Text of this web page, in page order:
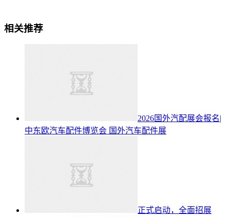
相关推荐
2026国外汽配展会报名|
中东欧汽车配件博览会 国外汽车配件展
正式启动，全面招展